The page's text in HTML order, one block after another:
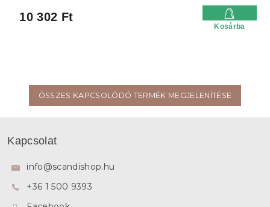
10 302 Ft
Kosárba
ÖSSZES KAPCSOLÓDÓ TERMÉK MEGJELENÍTÉSE
Kapcsolat
info@scandishop.hu
+36 1 500 9393